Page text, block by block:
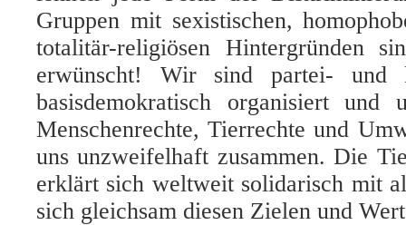
Gruppen mit sexistischen,
totalitär-religiösen Hintergründen
erwünscht! Wir sind partei- und
basisdemokratisch organisiert und
Menschenrechte, Tierrechte und
uns unzweifelhaft zusammen. Die
erklärt sich weltweit solidarisch mit
sich gleichsam diesen Zielen und